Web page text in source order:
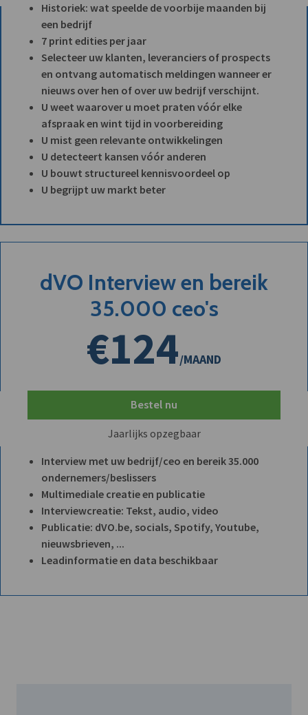
Historiek: wat speelde de voorbije maanden bij
een bedrijf
7 print edities per jaar
Selecteer uw klanten, leveranciers of prospects
en ontvang automatisch meldingen wanneer er
nieuws over hen of over uw bedrijf verschijnt.
U weet waarover u moet praten vóór elke
afspraak en wint tijd in voorbereiding
U mist geen relevante ontwikkelingen
U detecteert kansen vóór anderen
U bouwt structureel kennisvoordeel op
U begrijpt uw markt beter
dVO Interview en bereik
35.000 ceo's
€124/MAAND
Bestel nu
Jaarlijks opzegbaar
Interview met uw bedrijf/ceo en bereik 35.000
ondernemers/beslissers
Multimediale creatie en publicatie
Interviewcreatie: Tekst, audio, video
Publicatie: dVO.be, socials, Spotify, Youtube,
nieuwsbrieven, ...
Leadinformatie en data beschikbaar